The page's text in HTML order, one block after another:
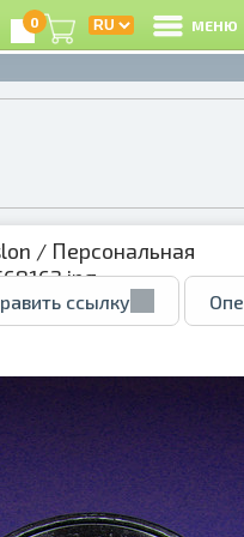
0 МЕНЮ
/ Персональная
ссылку